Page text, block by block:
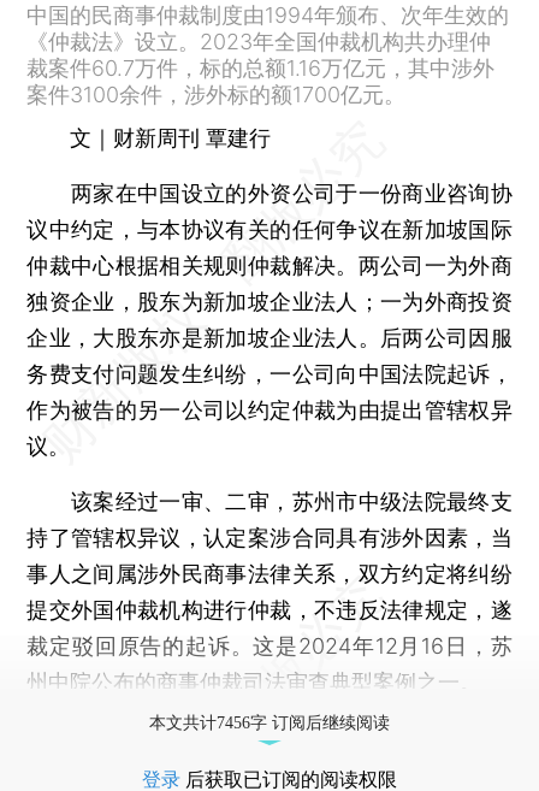
中国的民商事仲裁制度由1994年颁布、次年生效的
《仲裁法》设立。2023年全国仲裁机构共办理仲
裁案件60.7万件，标的总额1.16万亿元，其中涉外
案件3100余件，涉外标的额1700亿元。
文｜财新周刊 覃建行
两家在中国设立的外资公司于一份商业咨询协
议中约定，与本协议有关的任何争议在新加坡国际
仲裁中心根据相关规则仲裁解决。两公司一为外商
独资企业，股东为新加坡企业法人；一为外商投资
企业，大股东亦是新加坡企业法人。后两公司因服
务费支付问题发生纠纷，一公司向中国法院起诉，
作为被告的另一公司以约定仲裁为由提出管辖权异
议。
该案经过一审、二审，苏州市中级法院最终支
持了管辖权异议，认定案涉合同具有涉外因素，当
事人之间属涉外民商事法律关系，双方约定将纠纷
提交外国仲裁机构进行仲裁，不违反法律规定，遂
裁定驳回原告的起诉。这是2024年12月16日，苏
州中院公布的商事仲裁司法审查典型案例之一。
本文共计7456字 订阅后继续阅读
登录 后获取已订阅的阅读权限